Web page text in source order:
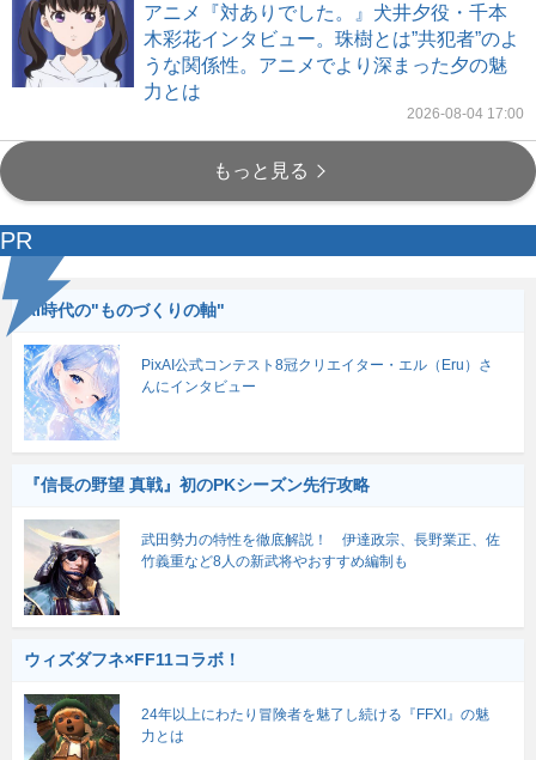
アニメ『対ありでした。』犬井夕役・千本
木彩花インタビュー。珠樹とは”共犯者”のよ
うな関係性。アニメでより深まった夕の魅
力とは
2026-08-04 17:00
もっと見る
PR
AI時代の"ものづくりの軸"
PixAI公式コンテスト8冠クリエイター・エル（Eru）さ
んにインタビュー
『信長の野望 真戦』初のPKシーズン先行攻略
武田勢力の特性を徹底解説！ 伊達政宗、長野業正、佐
竹義重など8人の新武将やおすすめ編制も
ウィズダフネ×FF11コラボ！
24年以上にわたり冒険者を魅了し続ける『FFXI』の魅
力とは